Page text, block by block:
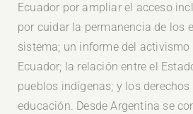
Ecuador por ampliar el acceso
por cuidar la permanencia de los
sistema; un informe del
Ecuador; la relación entre el
pueblos indígenas; y los
educación. Desde Argentina se